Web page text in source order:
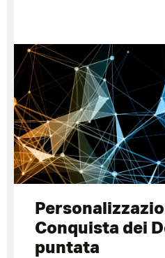
Conquista dei
puntata